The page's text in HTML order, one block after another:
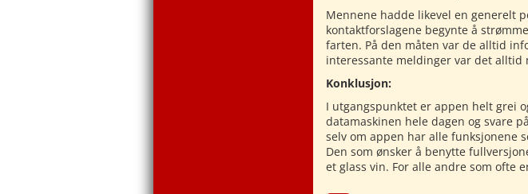
Mennene hadde likevel en generelt
kontaktforslagene begynte å
farten. På den måten var de alltid
interessante meldinger var det alltid
Konklusjon:
I utgangspunktet er appen helt grei
datamaskinen hele dagen og svare
selv om appen har alle funksjonene
Den som ønsker å benytte
et glass vin. For alle andre som ofte